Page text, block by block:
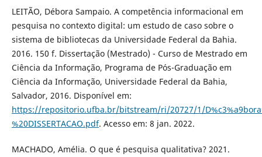
LEITÃO, Débora Sampaio. A competência informacional em
pesquisa no contexto digital: um estudo de caso sobre o
sistema de bibliotecas da Universidade Federal da Bahia.
2016. 150 f. Dissertação (Mestrado) - Curso de Mestrado em
Ciência da Informação, Programa de Pós-Graduação em
Ciência da Informação, Universidade Federal da Bahia,
Salvador, 2016. Disponível em:
https://repositorio.ufba.br/bitstream/ri/20727/1/
%20DISSERTACAO.pdf. Acesso em: 8 jan. 2022.
MACHADO, Amélia. O que é pesquisa qualitativa? 2021.